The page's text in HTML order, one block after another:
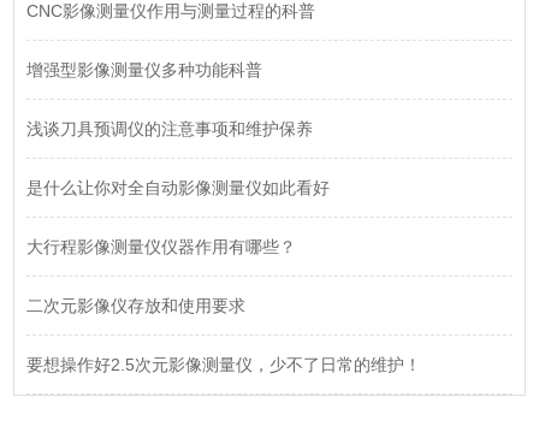
CNC影像测量仪作用与测量过程的科普
增强型影像测量仪多种功能科普
浅谈刀具预调仪的注意事项和维护保养
是什么让你对全自动影像测量仪如此看好
大行程影像测量仪仪器作用有哪些？
二次元影像仪存放和使用要求
要想操作好2.5次元影像测量仪，少不了日常的维护！